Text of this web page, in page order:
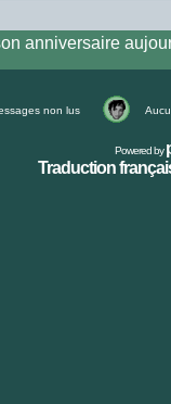
anniversaire
non lus
Powered by
Traduction